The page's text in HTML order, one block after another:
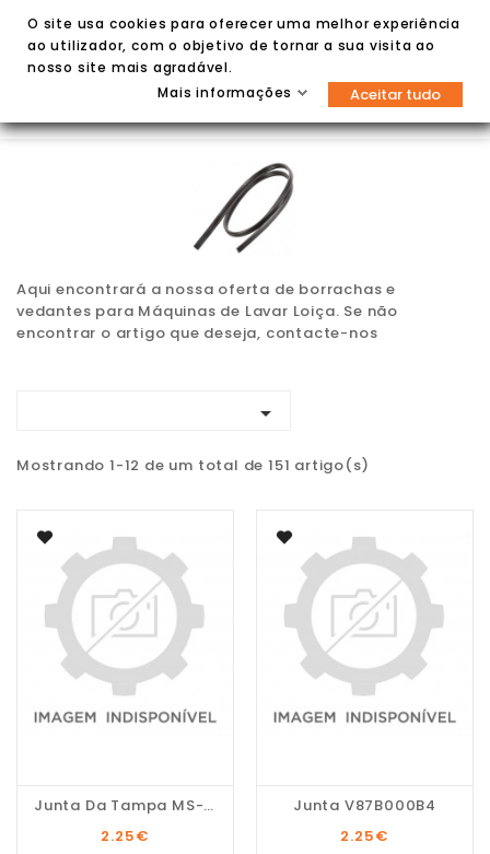

Aqui encontrará a nossa oferta de borrachas e
vedantes para Máquinas de Lavar Loiça. Se não
encontrar o artigo que deseja, contacte-nos

Mostrando 1-12 de um total de 151 artigo(s)
Junta Da Tampa MS-0A11812
2.25€
Junta V87B000B4
2.25€
O site usa cookies para oferecer uma melhor experiência
ao utilizador, com o objetivo de tornar a sua visita ao
nosso site mais agradável.
Mais informações
Aceitar tudo